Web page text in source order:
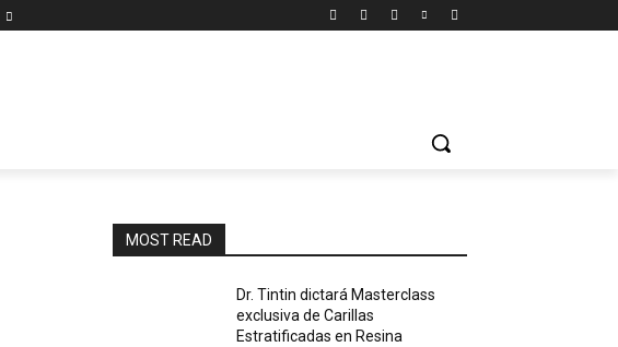
MOST READ
Dr. Tintin dictará Masterclass
exclusiva de Carillas
Estratificadas en Resina